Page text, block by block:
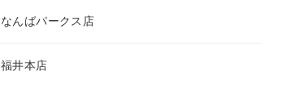
なんばパークス店
福井本店